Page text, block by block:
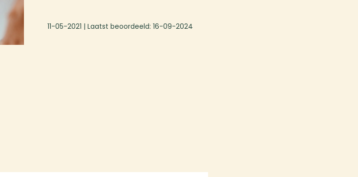
11-05-2021 | Laatst beoordeeld: 16-09-2024